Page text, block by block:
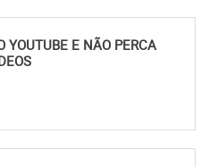
YOUTUBE E NÃO PERCA